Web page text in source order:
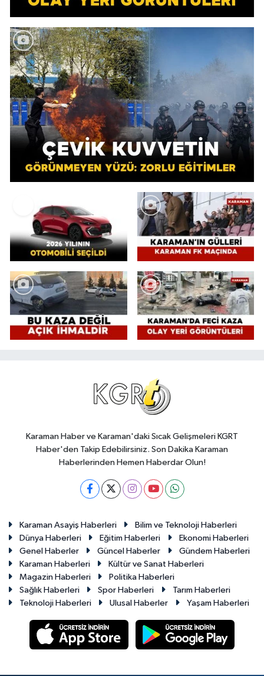
Karaman Haber ve Karaman'daki Sıcak Gelişmeleri KGRT
Haber'den Takip Edebilirsiniz. Son Dakika Karaman
Haberlerinden Hemen Haberdar Olun!
Karaman Asayiş Haberleri
Bilim ve Teknoloji Haberleri
Dünya Haberleri
Eğitim Haberleri
Ekonomi Haberleri
Genel Haberler
Güncel Haberler
Gündem Haberleri
Karaman Haberleri
Kültür ve Sanat Haberleri
Magazin Haberleri
Politika Haberleri
Sağlık Haberleri
Spor Haberleri
Tarım Haberleri
Teknoloji Haberleri
Ulusal Haberler Yaşam Haberleri